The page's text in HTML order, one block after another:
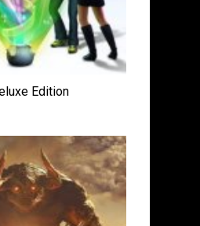
Edition